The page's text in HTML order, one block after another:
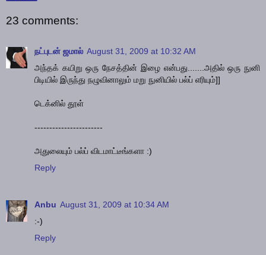
23 comments:
நட்புடன் ஜமால் August 31, 2009 at 10:32 AM
அந்தக் கயிறு ஒரு நேசத்தின் இழை என்பது.......அதில் ஒரு நுனி
பிடியில் இருந்து நழுவினாலும் மறு நுனியில் பல்ப் எரியும்]]
டெக்னில் தூள்
-----------------------
அதுலையும் பல்ப் விடமாட்டீங்களா :)
Reply
Anbu August 31, 2009 at 10:34 AM
:-)
Reply